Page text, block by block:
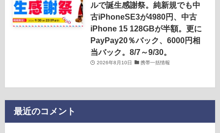
ルで誕生感謝祭。純新規でも中
古iPhoneSE3が4980円、中古
iPhone 15 128GBが半額。更に
PayPay20％バック、6000円相
当バック。8/7～9/30。
2026年8月10日 携帯一括情報
最近のコメント